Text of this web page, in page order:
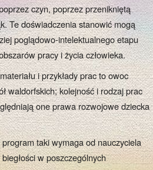
czyn, poprzez przenikniętą
Te doświadczenia stanowić mogą
poglądowo-intelektualnego etapu
pracy i życia człowieka.
i przykłady prac to owoc
waldorfskich; kolejność i rodzaj prac
one prawa rozwojowe dziecka
taki wymaga od nauczyciela
w poszczególnych